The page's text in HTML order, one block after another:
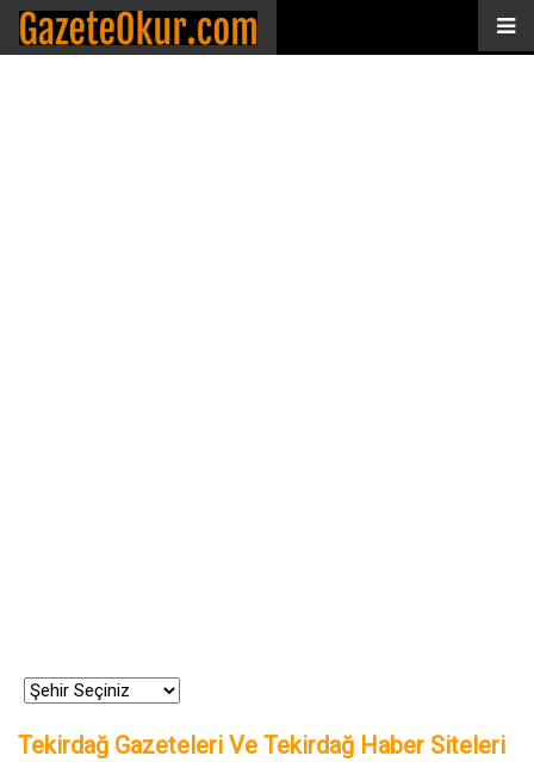
Tekirdağ Gazeteleri Ve Tekirdağ Haber Siteleri